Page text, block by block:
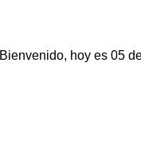
Bienvenido, hoy es 05